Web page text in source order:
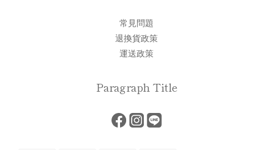
常見問題
退換貨政策
運送政策
Paragraph Title